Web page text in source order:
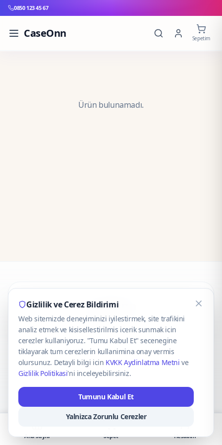
0850 123 45 67
CaseOnn Sepetim
Ürün bulunamadı.
CaseOnn
© 2025 CaseOnn. Tüm hakları saklıdır.
VISA Mastercard
Gizlilik ve Cerez Bildirimi
Web sitemizde deneyiminizi iyilestirmek, site trafikini
analiz etmek ve kisisellestirilmis icerik sunmak icin
cerezler kullaniyoruz. "Tumu Kabul Et" secenegine
tiklayarak tum cerezlerin kullanimina onay vermis
olursunuz. Detayli bilgi icin KVKK Aydinlatma Metni ve
Gizlilik Politikasi'ni inceleyebilirsiniz.
Tumunu Kabul Et
Yalnizca Zorunlu Cerezler
Ana Sayfa Sepet Hesabım